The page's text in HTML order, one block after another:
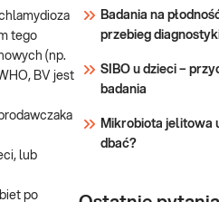
tego
(np.
BV jest
lub
po
PCR,
jakościowo
Badania na
przebieg
SIBO u dzieci –
badania
Mikrobiota jelitowa
dbać?